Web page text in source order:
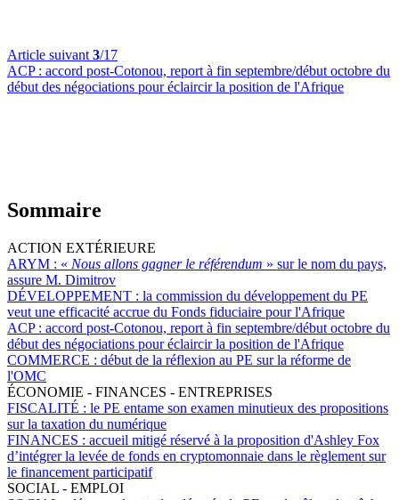
Article suivant 3/17
ACP : accord post-Cotonou, report à fin septembre/début octobre du
début des négociations pour éclaircir la position de l'Afrique
Sommaire
ACTION EXTÉRIEURE
ARYM : « Nous allons gagner le référendum » sur le nom du pays,
assure M. Dimitrov
DÉVELOPPEMENT : la commission du développement du PE
veut une efficacité accrue du Fonds fiduciaire pour l'Afrique
ACP : accord post-Cotonou, report à fin septembre/début octobre du
début des négociations pour éclaircir la position de l'Afrique
COMMERCE : début de la réflexion au PE sur la réforme de
l'OMC
ÉCONOMIE - FINANCES - ENTREPRISES
FISCALITÉ : le PE entame son examen minutieux des propositions
sur la taxation du numérique
FINANCES : accueil mitigé réservé à la proposition d'Ashley Fox
d’intégrer la levée de fonds en cryptomonnaie dans le règlement sur
le financement participatif
SOCIAL - EMPLOI